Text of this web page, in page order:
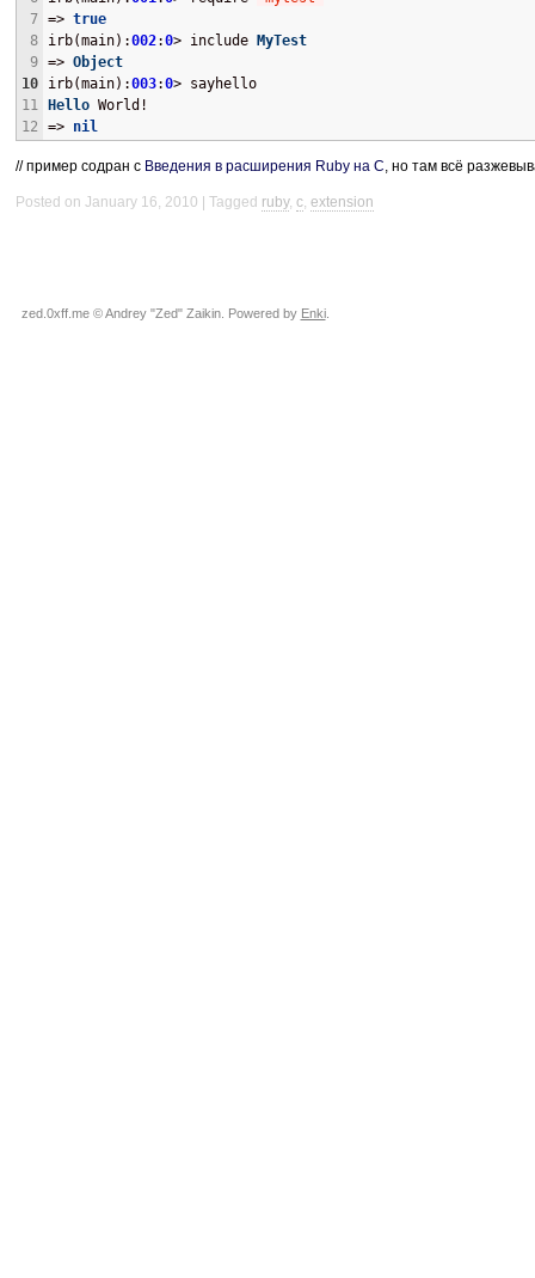
7
8
9
10
11
12
=> true
irb(main):002:0> include MyTest
=> Object
irb(main):003:0> sayhello
Hello World!
=> nil
// пример содран с Введения в расширения Ruby на C, но там всё
Posted on January 16, 2010 Tagged ruby, c, extension
zed.0xff.me © Andrey "Zed" Zaikin. Powered by Enki.